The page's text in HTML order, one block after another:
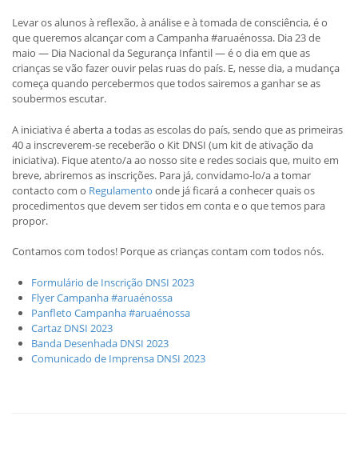
Levar os alunos à reflexão, à análise e à tomada de consciência, é o
que queremos alcançar com a Campanha #aruaénossa. Dia 23 de
maio — Dia Nacional da Segurança Infantil — é o dia em que as
crianças se vão fazer ouvir pelas ruas do país. E, nesse dia, a mudança
começa quando percebermos que todos sairemos a ganhar se as
soubermos escutar.
A iniciativa é aberta a todas as escolas do país, sendo que as primeiras
40 a inscreverem-se receberão o Kit DNSI (um kit de ativação da
iniciativa). Fique atento/a ao nosso site e redes sociais que, muito em
breve, abriremos as inscrições. Para já, convidamo-lo/a a tomar
contacto com o Regulamento onde já ficará a conhecer quais os
procedimentos que devem ser tidos em conta e o que temos para
propor.
Contamos com todos! Porque as crianças contam com todos nós.
Formulário de Inscrição DNSI 2023
Flyer Campanha #aruaénossa
Panfleto Campanha #aruaénossa
Cartaz DNSI 2023
Banda Desenhada DNSI 2023
Comunicado de Imprensa DNSI 2023